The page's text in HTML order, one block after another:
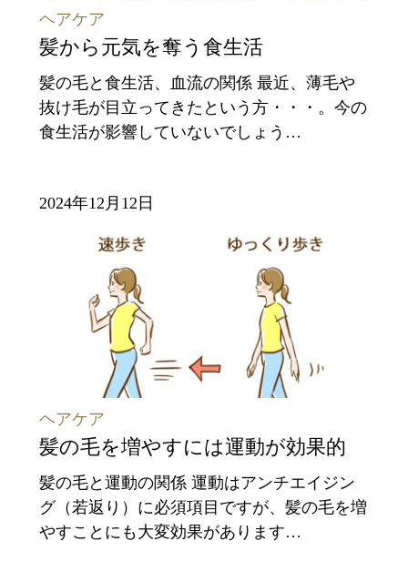
ヘアケア
髪から元気を奪う食生活
髪の毛と食生活、血流の関係 最近、薄毛や
抜け毛が目立ってきたという方・・・。今の
食生活が影響していないでしょう…
2024年12月12日
ヘアケア
髪の毛を増やすには運動が効果的
髪の毛と運動の関係 運動はアンチエイジン
グ（若返り）に必須項目ですが、髪の毛を増
やすことにも大変効果があります…